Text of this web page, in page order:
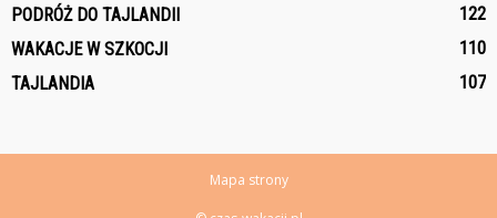
PODRÓŻ DO TAJLANDII
122
WAKACJE W SZKOCJI
110
TAJLANDIA
107
Mapa strony